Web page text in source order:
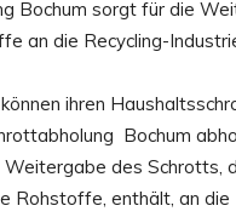
Bochum sorgt für die
an die Recycling-
ihren
Bochum
des Schrotts,
Rohstoffe, enthält, an die